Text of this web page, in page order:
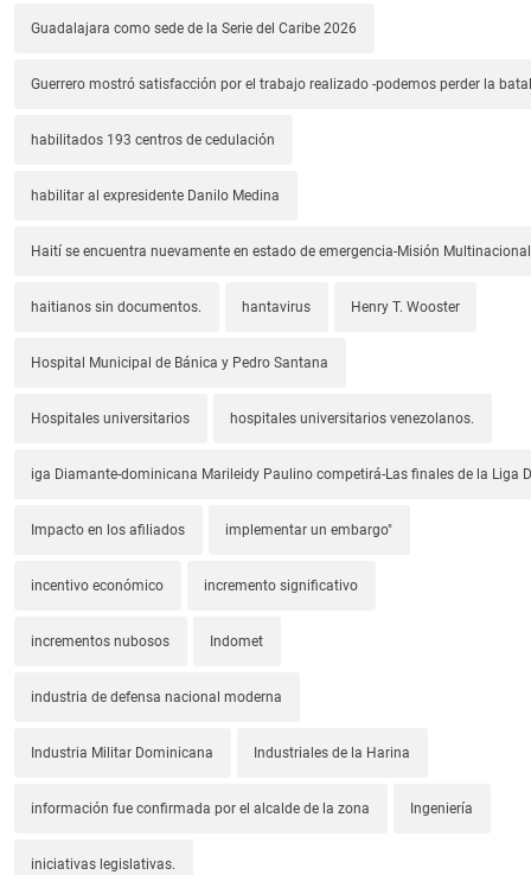
Guadalajara como sede de la Serie del Caribe 2026
Guerrero mostró satisfacción por el trabajo realizado -podemos perder la
habilitados 193 centros de cedulación
habilitar al expresidente Danilo Medina
Haití se encuentra nuevamente en estado de emergencia-Misión
haitianos sin documentos. hantavirus Henry T. Wooster
Hospital Municipal de Bánica y Pedro Santana
Hospitales universitarios hospitales universitarios venezolanos.
iga Diamante-dominicana Marileidy Paulino competirá-Las finales de la Liga
Impacto en los afiliados implementar un embargo"
incentivo económico incremento significativo
incrementos nubosos Indomet
industria de defensa nacional moderna
Industria Militar Dominicana Industriales de la Harina
información fue confirmada por el alcalde de la zona Ingeniería
iniciativas legislativas.